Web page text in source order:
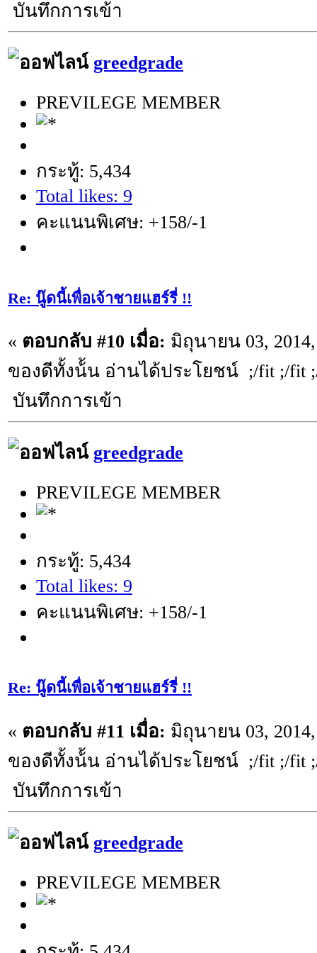
บันทึกการเข้า
greedgrade
PREVILEGE MEMBER
กระทู้: 5,434
Total likes: 9
คะแนนพิเศษ: +158/-1
Re: นู๊ดนี้เพื่อเจ้าชายแฮร์รี่ !!
« ตอบกลับ #10 เมื่อ: มิถุนายน 03, 2014,
ของดีทั้งน้้น อ่านได้ประโยชน์ ;/fit ;/fit
บันทึกการเข้า
greedgrade
PREVILEGE MEMBER
กระทู้: 5,434
Total likes: 9
คะแนนพิเศษ: +158/-1
Re: นู๊ดนี้เพื่อเจ้าชายแฮร์รี่ !!
« ตอบกลับ #11 เมื่อ: มิถุนายน 03, 2014,
ของดีทั้งน้้น อ่านได้ประโยชน์ ;/fit ;/fit
บันทึกการเข้า
greedgrade
PREVILEGE MEMBER